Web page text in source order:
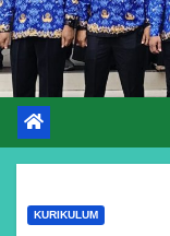
KURIKULUM